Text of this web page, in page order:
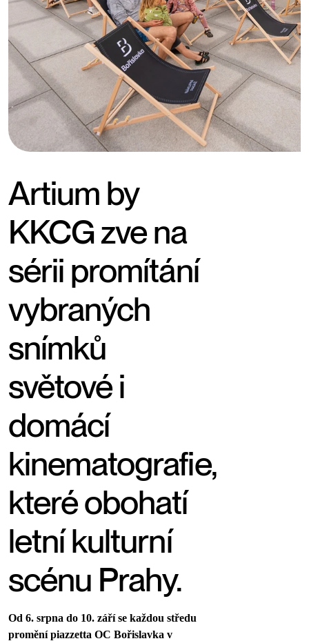
Artium by
KKCG zve na
sérii promítání
vybraných
snímků
světové i
domácí
kinematografie,
které obohatí
letní kulturní
scénu Prahy.
Od 6. srpna do 10. září se každou středu
promění piazzetta OC Bořislavka v